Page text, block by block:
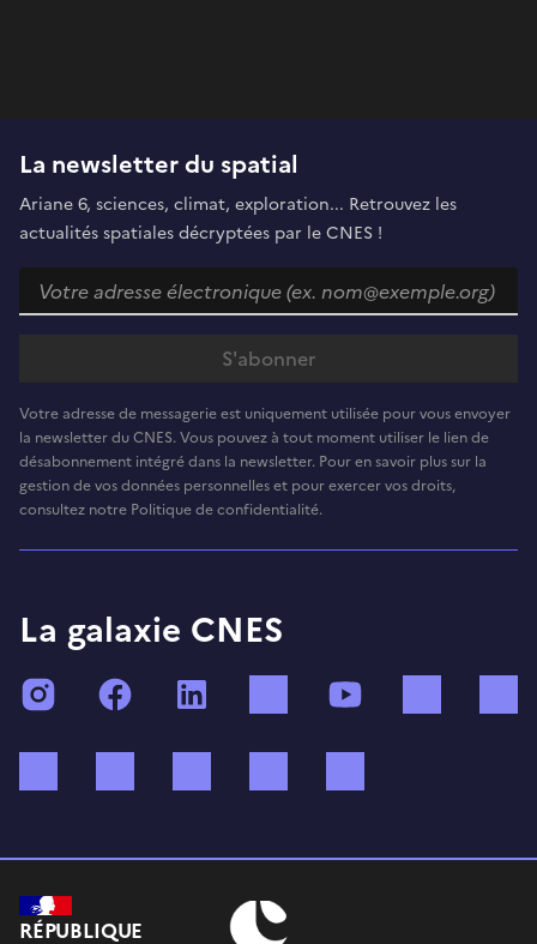
La newsletter du spatial
Ariane 6, sciences, climat, exploration... Retrouvez les
actualités spatiales décryptées par le CNES !
Votre adresse de messagerie est uniquement utilisée pour vous envoyer
la newsletter du CNES. Vous pouvez à tout moment utiliser le lien de
désabonnement intégré dans la newsletter. Pour en savoir plus sur la
gestion de vos données personnelles et pour exercer vos droits,
consultez notre Politique de confidentialité.
La galaxie CNES
InstagramFacebook TikTok
RÉPUBLIQUE